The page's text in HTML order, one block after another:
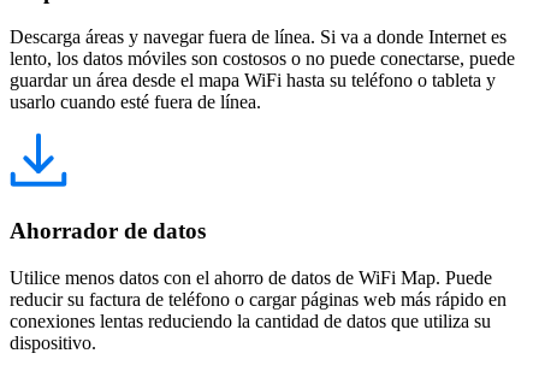
Descarga áreas y navegar fuera de línea. Si va a donde Internet es
lento, los datos móviles son costosos o no puede conectarse, puede
guardar un área desde el mapa WiFi hasta su teléfono o tableta y
usarlo cuando esté fuera de línea.
Ahorrador de datos
Utilice menos datos con el ahorro de datos de WiFi Map. Puede
reducir su factura de teléfono o cargar páginas web más rápido en
conexiones lentas reduciendo la cantidad de datos que utiliza su
dispositivo.